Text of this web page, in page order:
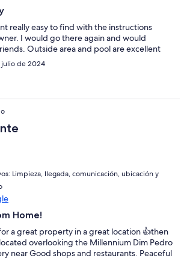
really easy to find with the instructions
I would go there again and would
Outside area and pool are excellent
julio de 2024
Limpieza, llegada, comunicación, ubicación y
Home!
a great property in a great location 👍then
overlooking the Millennium Dim Pedro
near Good shops and restaurants. Peaceful